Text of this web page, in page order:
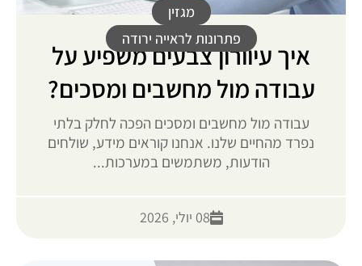
מגזין
פתרונות לראייה ירודה
איך עיוורון צבעים משפיע על
עבודה מול מחשבים ומסכים?
עבודה מול מחשבים ומסכים הפכה לחלק בלתי
נפרד מהחיים שלנו. אנחנו קוראים מידע, שולחים
הודעות, משתמשים במערכות...
08 יולי, 2026